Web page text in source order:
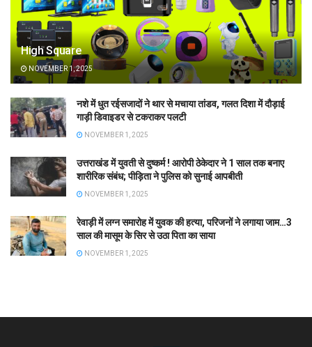
High Square
NOVEMBER 1, 2025
नशे में धुत रईसजादों ने थार से मचाया तांडव, गलत दिशा में दौड़ाई
गाड़ी डिवाइडर से टकराकर पलटी
NOVEMBER 1, 2025
उत्तराखंड में युवती से दुष्कर्म ! आरोपी ठेकेदार ने 1 साल तक बनाए
शारीरिक संबंध; पीड़िता ने पुलिस को सुनाई आपबीती
NOVEMBER 1, 2025
रेवाड़ी में लग्न समारोह में युवक की हत्या, परिजनों ने लगाया जाम…3
साल की मासूम के सिर से उठा पिता का साया
NOVEMBER 1, 2025